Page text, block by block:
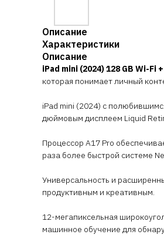
Описание
Характеристики
Описание
iPad mini (2024) 128 GB Wi-
которая понимает личный
iPad mini (2024) с
дюймовым дисплеем Liquid
Процессор A17 Pro
раза более быстрой системе
Универсальность и
продуктивным и креативным.
12-мегапиксельная
машинное обучение для